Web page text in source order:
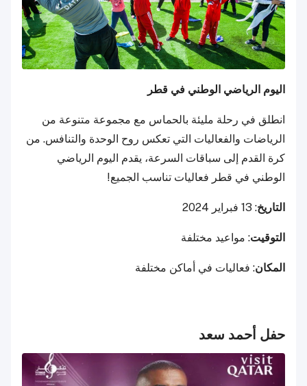
اليوم الرياضي الوطني في قطر
انطلق في رحلة مليئة بالحماس مع مجموعة متنوعة من
الرياضات والفعاليات التي تعكس روح الوحدة والتنافس. من
كرة القدم إلى سباقات السرعة، يقدم اليوم الرياضي
الوطني في قطر فعاليات تناسب الجميع!
التاريخ: 13 فبراير 2024
التوقيت: مواعيد مختلفة
المكان: فعاليات في أماكن مختلفة
حفل أحمد سعد